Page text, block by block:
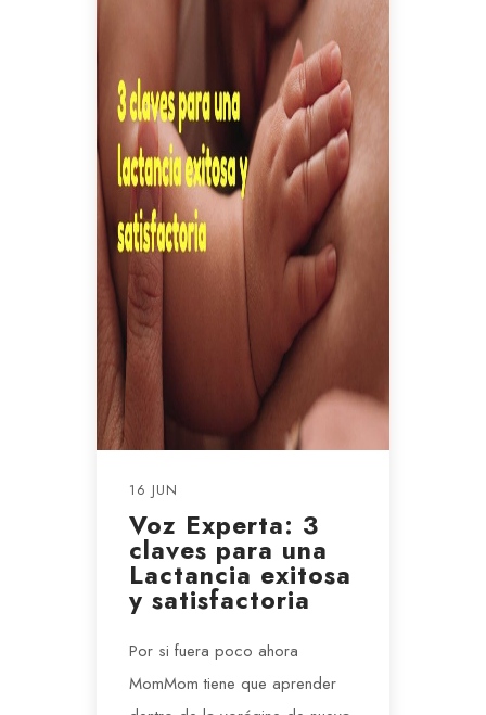
16 JUN
Voz Experta: 3
claves para una
Lactancia exitosa
y satisfactoria
Por si fuera poco ahora
MomMom tiene que aprender